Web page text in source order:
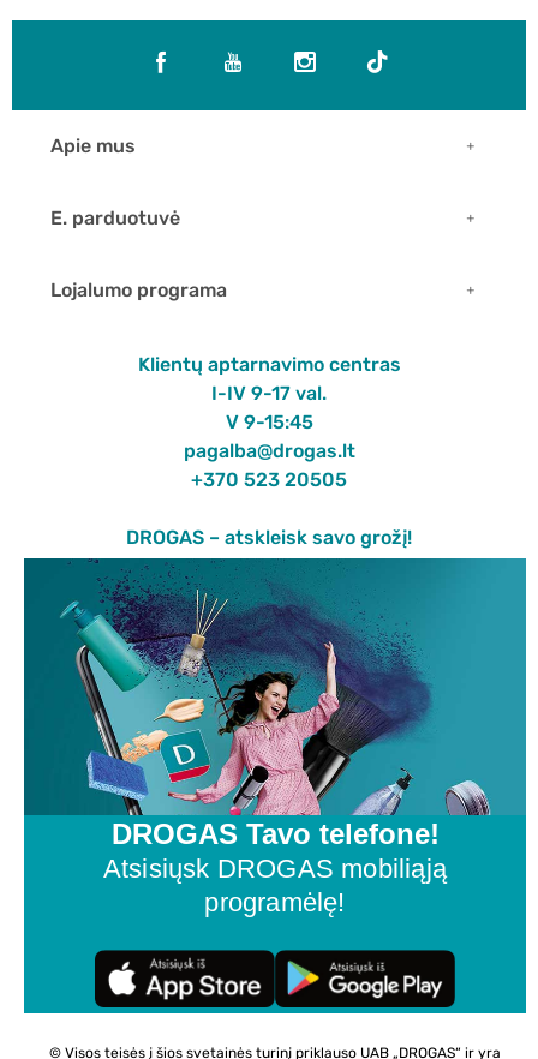
Apie mus
E. parduotuvė
Lojalumo programa
Klientų aptarnavimo centras
I-IV 9-17 val.
V 9-15:45
pagalba@drogas.lt
+370 523 20505
DROGAS – atskleisk savo grožį!
DROGAS Tavo telefone!
Atsisiųsk DROGAS mobiliąją
programėlę!
© Visos teisės į šios svetainės turinį priklauso UAB „DROGAS“ ir yra